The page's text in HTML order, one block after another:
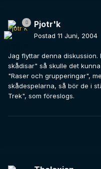
Pjotr'k
Postad 11 Juni, 2004
Jag flyttar denna
skådisar" så skulle det
"Raser och grupperingar",
skådespelarna, så bör de i
Trek", som föreslogs.